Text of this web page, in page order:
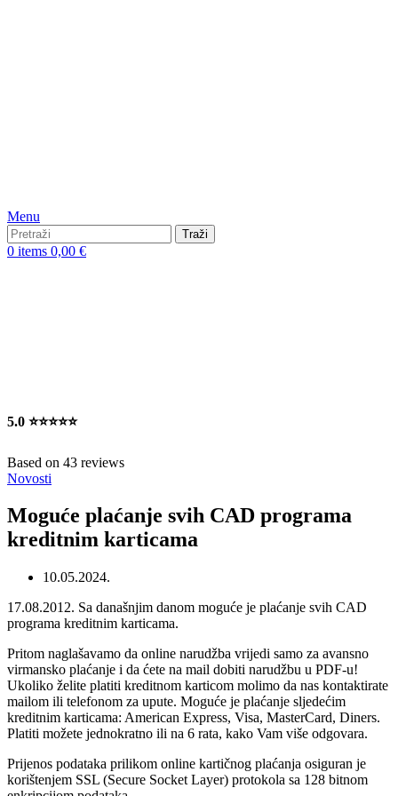
Menu
Traži
0 items 0,00 €
5.0 ⭐⭐⭐⭐⭐
Based on 43 reviews
Novosti
Moguće plaćanje svih CAD programa
kreditnim karticama
10.05.2024.
17.08.2012. Sa današnjim danom moguće je plaćanje svih CAD
programa kreditnim karticama.
Pritom naglašavamo da online narudžba vrijedi samo za avansno
virmansko plaćanje i da ćete na mail dobiti narudžbu u PDF-u!
Ukoliko želite platiti kreditnom karticom molimo da nas kontaktirate
mailom ili telefonom za upute. Moguće je plaćanje sljedećim
kreditnim karticama: American Express, Visa, MasterCard, Diners.
Platiti možete jednokratno ili na 6 rata, kako Vam više odgovara.
Prijenos podataka prilikom online kartičnog plaćanja osiguran je
korištenjem SSL (Secure Socket Layer) protokola sa 128 bitnom